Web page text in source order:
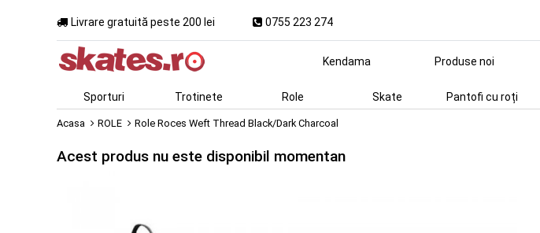
Livrare gratuită peste 200 lei 0755 223 274
Kendama Produse noi
Sporturi Trotinete Role Skate Pantofi cu roți
Acasa ROLE Role Roces Weft Thread Black/Dark Charcoal
Acest produs nu este disponibil momentan